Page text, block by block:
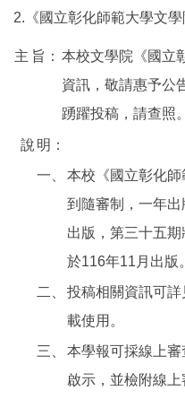
2.《國立彰化師範大學文
主 旨： 本校文學院《國立
資訊，敬請惠予公
踴躍投稿，請查照。
說 明：
一、
本校《國立彰化
到隨審制，一年
出版，第三十五
於116年11月出版。
二、
投稿相關資訊可
載使用。
三、
本學報可採線上
啟示，並檢附線上